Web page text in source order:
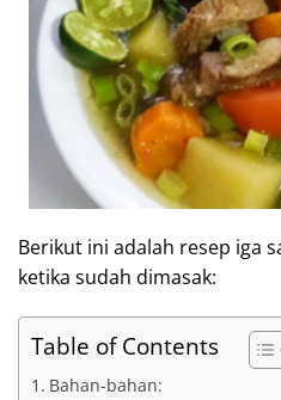
Berikut ini adalah resep iga
ketika sudah dimasak:
Table of Contents
Bahan-bahan: